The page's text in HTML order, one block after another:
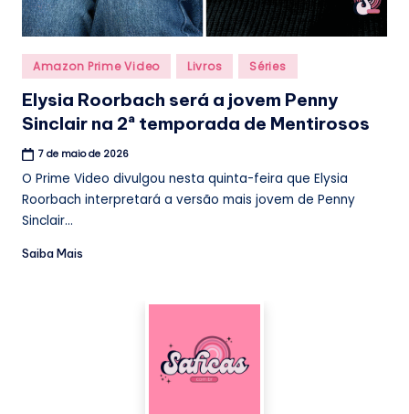
Posted
in
Amazon Prime Video Livros Séries
Elysia Roorbach será a jovem Penny
Sinclair na 2ª temporada de Mentirosos
7 de maio de 2026
O Prime Video divulgou nesta quinta-feira que Elysia
Roorbach interpretará a versão mais jovem de Penny
Sinclair...
Saiba Mais